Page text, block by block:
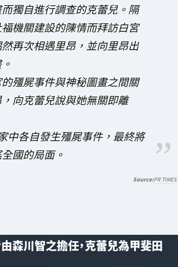
獨自進行調查的克蕾兒。隔
機關建設的陳情而拜訪白宮
再次相遇里昂，並向里昂出
殭屍事件與神秘圖畫之間關
向克蕾兒說與她無關即離
中各自發生殭屍事件，最終將
國的局面。
PR TIMES
森川智之擔任，克蕾兒為甲斐田